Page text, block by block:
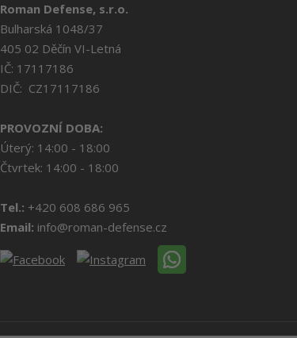
Roman Defense, s.r.o.
Bulharská 1048/37
405 02 Děčín VI-Letná
IČ: 17117186
DIČ: CZ17117186
PROVOZNÍ DOBA:
Úterý: 14:00 - 18:00
Čtvrtek: 14:00 - 18:00
Tel.: +420 608 686 965
Email: info@roman-defense.cz